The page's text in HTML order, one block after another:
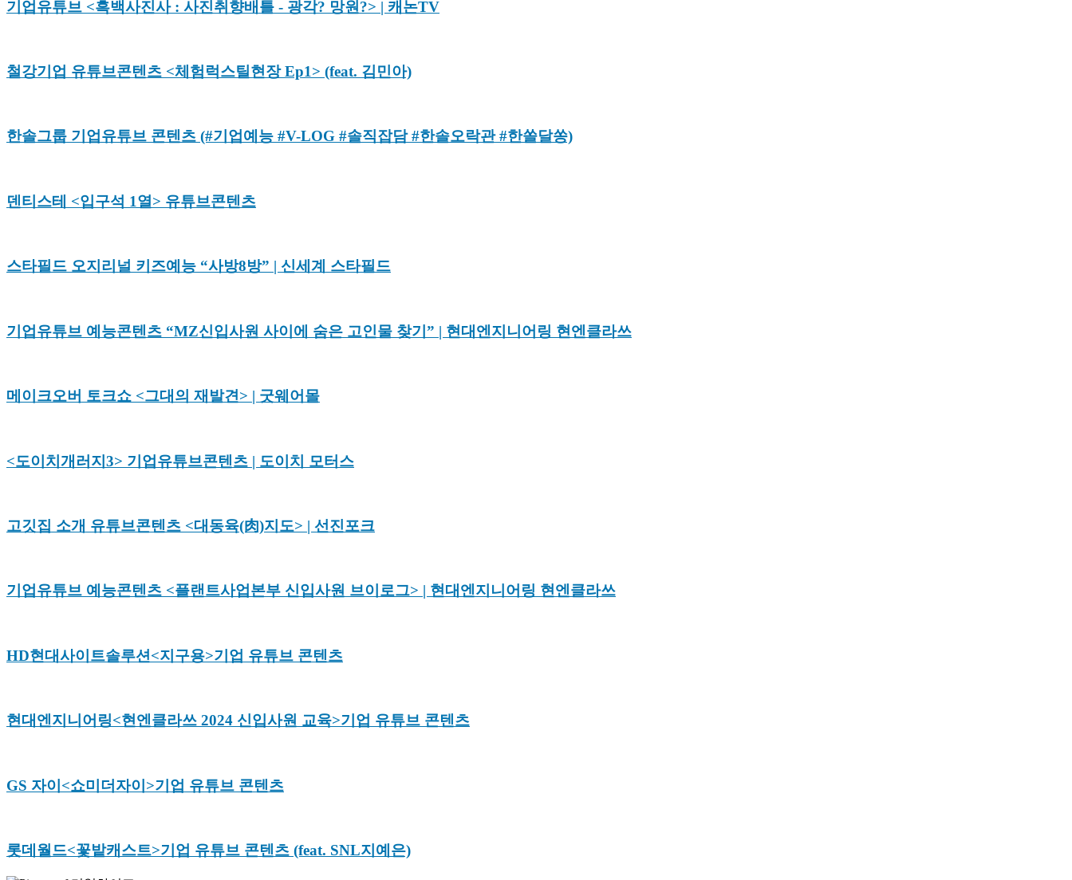
기업유튜브 <흑백사진사 : 사진취향배틀 - 광각? 망원?> | 캐논TV
철강기업 유튜브콘텐츠 <체험럭스틸현장 Ep1> (feat. 김민아)
한솔그룹 기업유튜브 콘텐츠 (#기업예능 #V-LOG #솔직잡담 #한솔오락관 #한쏠달쏭)
덴티스테 <입구석 1열> 유튜브콘텐츠
스타필드 오지리널 키즈예능 “사방8방” | 신세계 스타필드
기업유튜브 예능콘텐츠 “MZ신입사원 사이에 숨은 고인물 찾기” | 현대엔지니어링 현엔클라쓰
메이크오버 토크쇼 <그대의 재발견> | 굿웨어몰
<도이치개러지3> 기업유튜브콘텐츠 | 도이치 모터스
고깃집 소개 유튜브콘텐츠 <대동육(肉)지도> | 선진포크
기업유튜브 예능콘텐츠 <플랜트사업본부 신입사원 브이로그> | 현대엔지니어링 현엔클라쓰
HD현대사이트솔루션<지구용>기업 유튜브 콘텐츠
현대엔지니어링<현엔클라쓰 2024 신입사원 교육>기업 유튜브 콘텐츠
GS 자이<쇼미더자이>기업 유튜브 콘텐츠
롯데월드<꽃밭캐스트>기업 유튜브 콘텐츠 (feat. SNL지예은)